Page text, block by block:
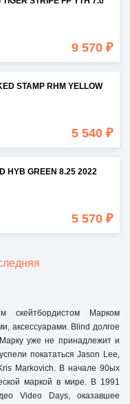
9 570 ₽
STAMP RHM YELLOW
5 540 ₽
HYB GREEN 8.25 2022
5 570 ₽
скейтбордистом Марком
аксессуарами. Blind долгое
уже не принадлежит и
покататься Jason Lee,
Markovich. В начале 90ых
маркой в мире. В 1991
Video Days, оказавшее